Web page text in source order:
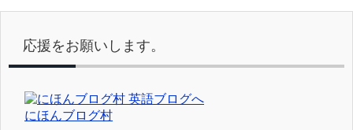
応援をお願いします。
にほんブログ村